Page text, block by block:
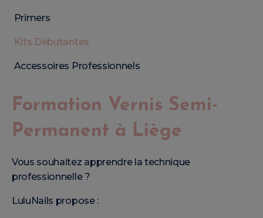
Primers
Kits Débutantes
Accessoires Professionnels
Formation Vernis Semi-
Permanent à Liège
Vous souhaitez apprendre la technique
professionnelle ?
LuluNails propose :